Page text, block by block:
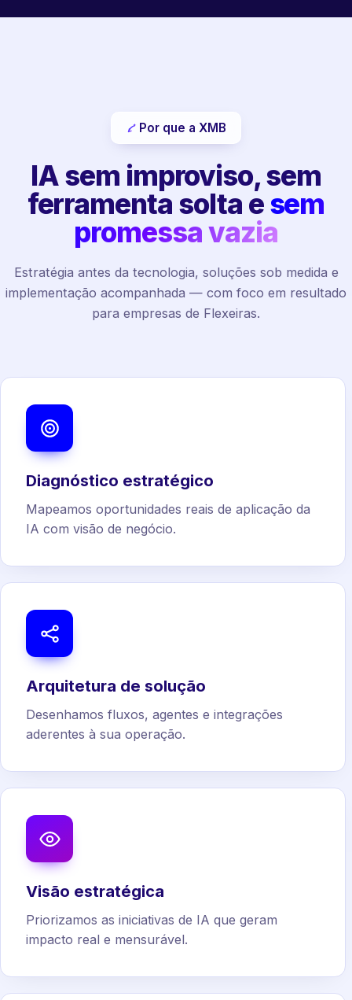
Por que a XMB
IA sem improviso, sem
ferramenta solta esem
promessa vazia
Estratégia antes da tecnologia, soluções sob medida e
implementação acompanhada — com foco em resultado
para empresas de Flexeiras.
Diagnóstico estratégico
Mapeamos oportunidades reais de aplicação da
IA com visão de negócio.
Arquitetura de solução
Desenhamos fluxos, agentes e integrações
aderentes à sua operação.
Visão estratégica
Priorizamos as iniciativas de IA que geram
impacto real e mensurável.